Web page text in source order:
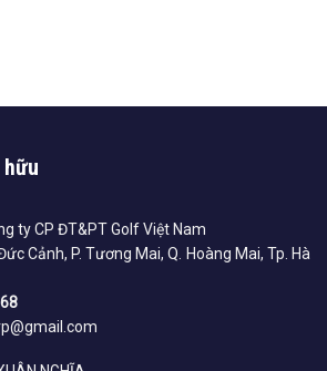
ty CP ĐT&PT Golf Việt Nam
Cảnh, P. Tương Mai, Q. Hoàng Mai, Tp. Hà